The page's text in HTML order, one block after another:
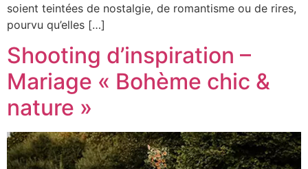
soient teintées de nostalgie, de romantisme ou de rires,
pourvu qu’elles […]
Shooting d’inspiration –
Mariage « Bohème chic &
nature »